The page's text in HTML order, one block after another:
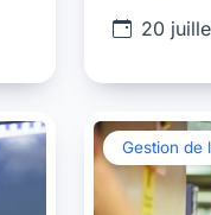
20
Gestion de